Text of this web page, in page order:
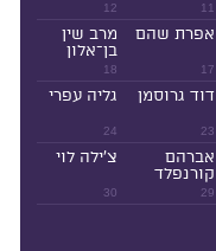
11
12
17
אפרת שהם
18
מרב שין
בן־אלון
23
דוד גרוסמן
24
גליה עפרי
29
אברהם
קורנפלד
30
צ'ילה לוי